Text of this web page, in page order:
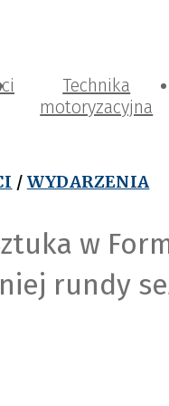
Technika
motoryzacyjna
/ WYDARZENIA
w
rundy